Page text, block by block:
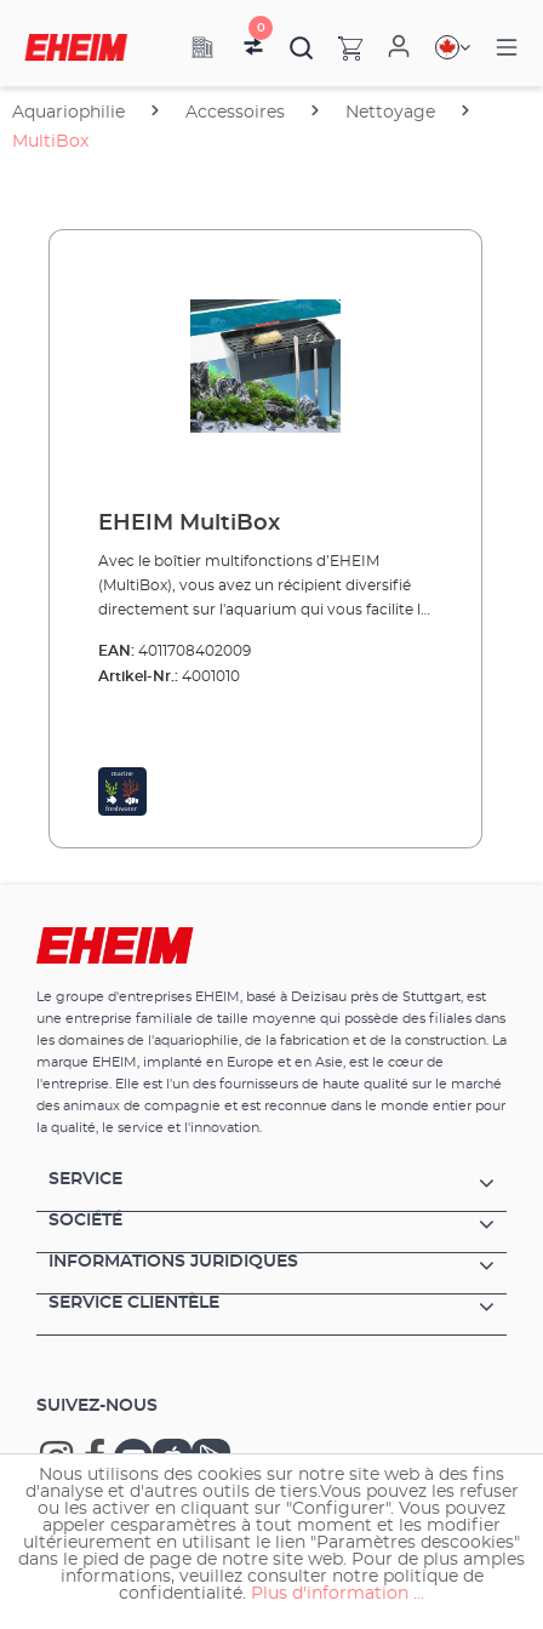
0
Aquariophilie Accessoires
Nettoyage
MultiBox
EHEIM MultiBox
Avec le boîtier multifonctions d’EHEIM
(MultiBox), vous avez un récipient diversifié
directement sur l'aquarium qui vous facilite le
les meilleures. Où avez-vous rangé jusqu'à
présent lors des travaux d'entretien, les outils
intérieur trempé? Ou les restes de plantes et
les déchets? Où acclimatez-vous les
station de quarantaine et de traitement?Le
de l'accrocher à la vitre de l'aquarium ou sur la
porte de l'armoire. Support, œillets, couvercle
Avantages du boîtier multifonctions d’EHEIM
(MultiBox) : Multifonctionnalité: Rangement
et dépôt pratique directement sur l'aquarium
lors des tra-vaux d'entretien et l'aquascaping
(outils, plantes, ustensiles etc.). Récipient pour
déplacement ou l'acclimatation des animaux
et/ou de traitement. Le couvercle divisé en
rieur (ouverture prévue pour le tuyau de
ventilation). Maintien en place sûr: Il suffit de
la porte de l'armoire. Crochets réglables de 4
l'armoire). Espaceur pour l'ajustement vertical
- à enclencher au fond du boîtier et à régler
précisément. 6 œillets pour accrocher les
outils (pinces, ciseaux, épuisette, raclette etc.).
Dimensions idéales: Dimensions (L x L x H) 310
x 187 x 101 mm. Possibilité de remplir le boîtier
avec jusqu'à 2,5 l d'eau. La largeur du récipient
EAN: 4011708402009
Artikel-Nr.: 4001010
Le groupe d'entreprises EHEIM, basé à Deizisau près de Stuttgart, est
une entreprise familiale de taille moyenne qui possède des filiales dans
les domaines de l'aquariophilie, de la fabrication et de la construction. La
marque EHEIM, implanté en Europe et en Asie, est le cœur de
l'entreprise. Elle est l'un des fournisseurs de haute qualité sur le marché
des animaux de compagnie et est reconnue dans le monde entier pour
la qualité, le service et l'innovation.
SERVICE
SOCIÉTÉ
INFORMATIONS JURIDIQUES
SERVICE CLIENTÈLE
SUIVEZ-NOUS
Copyright © 2026 EHEIM GmbH & Co. KG.
Nous utilisons des cookies sur notre site web à des fins
d'analyse et d'autres outils de tiers.Vous pouvez les refuser
ou les activer en cliquant sur "Configurer". Vous pouvez
appeler cesparamètres à tout moment et les modifier
ultérieurement en utilisant le lien "Paramètres descookies"
dans le pied de page de notre site web. Pour de plus amples
informations, veuillez consulter notre politique de
confidentialité. Plus d'information ...